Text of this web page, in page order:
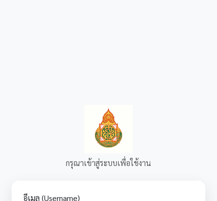
กรุณาเข้าสู่ระบบเพื่อใช้งาน
อีเมล (Username)